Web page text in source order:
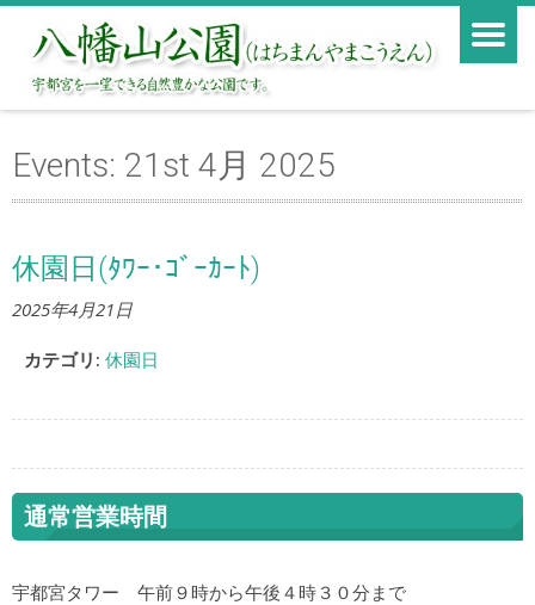
Events: 21st 4月 2025
休園日(ﾀﾜｰ･ｺﾞｰｶｰﾄ)
2025年4月21日
カテゴリ: 休園日
通常営業時間
宇都宮タワー 午前９時から午後４時３０分まで